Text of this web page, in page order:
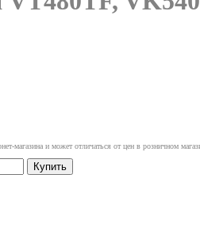
магазина и может отличаться от цен в розничном
Купить